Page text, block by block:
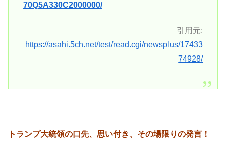
70Q5A330C2000000/
引用元:
https://asahi.5ch.net/test/read.cgi/newsplus/17433
74928/
トランプ大統領の口先、思い付き、その場限りの発言！